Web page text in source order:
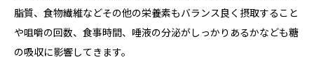
脂質、食物繊維などその他の栄養素もバランス良く摂取すること
や咀嚼の回数、食事時間、唾液の分泌がしっかりあるかなども糖
の吸収に影響してきます。